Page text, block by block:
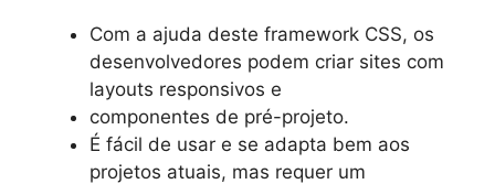
Com a ajuda deste framework CSS, os
desenvolvedores podem criar sites com
layouts responsivos e
componentes de pré-projeto.
É fácil de usar e se adapta bem aos
projetos atuais, mas requer um